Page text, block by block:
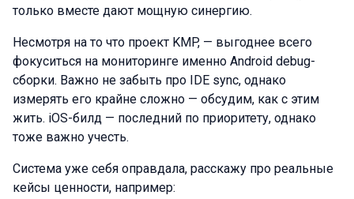
только вместе дают мощную синергию.
Несмотря на то что проект KMP, — выгоднее всего
фокуситься на мониторинге именно Android debug-
сборки. Важно не забыть про IDE sync, однако
измерять его крайне сложно — обсудим, как с этим
жить. iOS-билд — последний по приоритету, однако
тоже важно учесть.
Система уже себя оправдала, расскажу про реальные
кейсы ценности, например: